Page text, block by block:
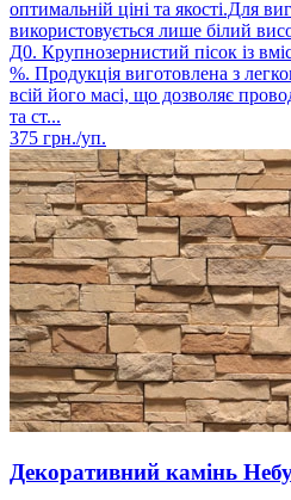
оптимальній ціні та якості.Для
використовується лише білий
Д0. Крупнозернистий пісок із
%. Продукція виготовлена ​​з
всій його масі, що дозволяє
та ст...
375 грн./уп.
Декоративний камінь